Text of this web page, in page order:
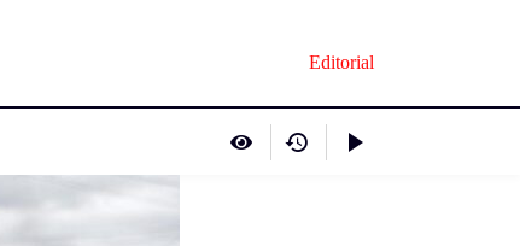
Editorial